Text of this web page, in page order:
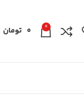
0
0 تومان